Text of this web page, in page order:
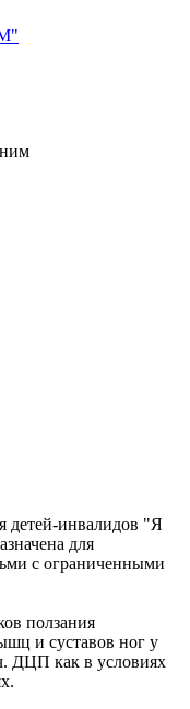
детей-инвалидов "Я
для
с ограниченными
ползания
и суставов ног у
ДЦП как в условиях